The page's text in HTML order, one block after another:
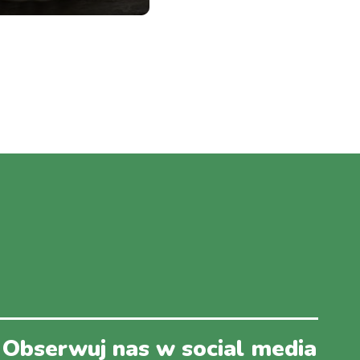
Obserwuj nas w social media